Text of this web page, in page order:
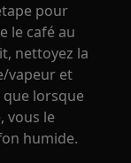
pour
le café au
nettoyez la
vapeur et
que lorsque
vous le
humide.